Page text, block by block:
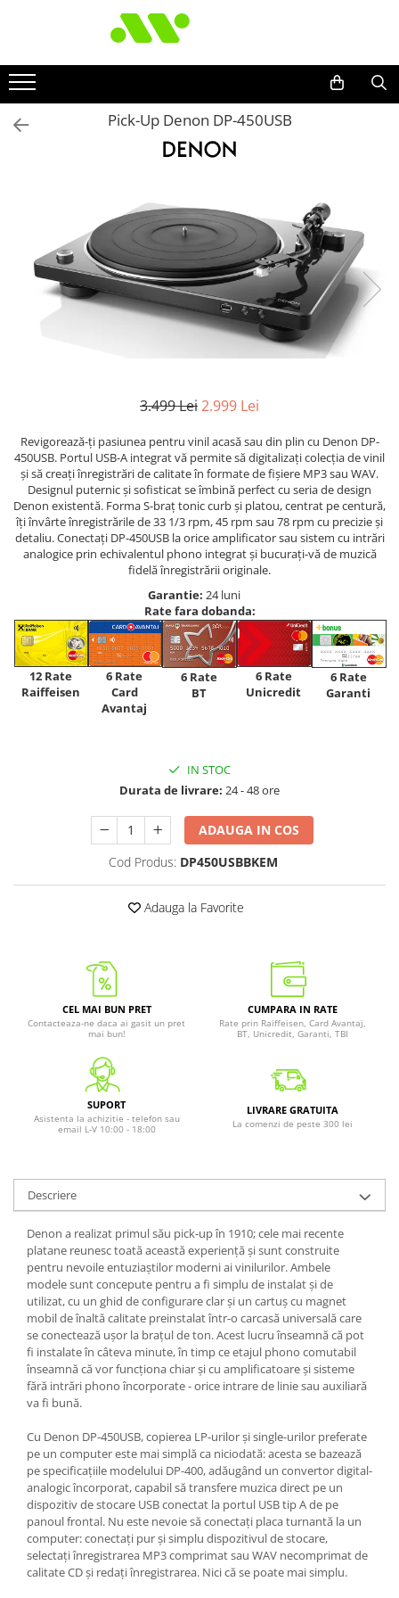
Pick-Up Denon DP-450USB
3.499 Lei2.999 Lei
Revigorează-ți pasiunea pentru vinil acasă sau din plin cu Denon DP-
450USB. Portul USB-A integrat vă permite să digitalizați colecția de vinil
și să creați înregistrări de calitate în formate de fișiere MP3 sau WAV.
Designul puternic și sofisticat se îmbină perfect cu seria de design
Denon existentă. Forma S-braț tonic curb și platou, centrat pe centură,
îți învârte înregistrările de 33 1/3 rpm, 45 rpm sau 78 rpm cu precizie și
detaliu. Conectați DP-450USB la orice amplificator sau sistem cu intrări
analogice prin echivalentul phono integrat și bucurați-vă de muzică
fidelă înregistrării originale.
Garantie: 24 luni
Rate fara dobanda:
12 Rate
Raiffeisen
6 Rate
Card
Avantaj
6 Rate
BT
6 Rate
Unicredit
6 Rate
Garanti
IN STOC
Durata de livrare: 24 - 48 ore
ADAUGA IN COS
Cod Produs: DP450USBBKEM
Adauga la Favorite
CEL MAI BUN PRET
Contacteaza-ne daca ai gasit un pret
mai bun!
CUMPARA IN RATE
Rate prin Raiffeisen, Card Avantaj,
BT, Unicredit, Garanti, TBI
SUPORT
Asistenta la achizitie - telefon sau
email L-V 10:00 - 18:00
LIVRARE GRATUITA
La comenzi de peste 300 lei
Descriere
Denon a realizat primul său pick-up în 1910; cele mai recente
platane reunesc toată această experiență și sunt construite
pentru nevoile entuziaștilor moderni ai vinilurilor. Ambele
modele sunt concepute pentru a fi simplu de instalat și de
utilizat, cu un ghid de configurare clar și un cartuș cu magnet
mobil de înaltă calitate preinstalat într-o carcasă universală care
se conectează ușor la brațul de ton. Acest lucru înseamnă că pot
fi instalate în câteva minute, în timp ce etajul phono comutabil
înseamnă că vor funcționa chiar și cu amplificatoare și sisteme
fără intrări phono încorporate - orice intrare de linie sau auxiliară
va fi bună.
Cu Denon DP-450USB, copierea LP-urilor și single-urilor preferate
pe un computer este mai simplă ca niciodată: acesta se bazează
pe specificațiile modelului DP-400, adăugând un convertor digital-
analogic încorporat, capabil să transfere muzica direct pe un
dispozitiv de stocare USB conectat la portul USB tip A de pe
panoul frontal. Nu este nevoie să conectați placa turnantă la un
computer: conectați pur și simplu dispozitivul de stocare,
selectați înregistrarea MP3 comprimat sau WAV necomprimat de
calitate CD și redați înregistrarea. Nici că se poate mai simplu.